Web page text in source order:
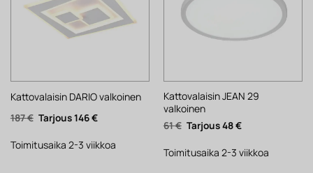
Kattovalaisin DARIO valkoinen
187€ Alkuperäinen
hinta
187 €.
146€Nykyinen
146 €.
Toimitusaika 2-3 viikkoa
Kattovalaisin JEAN 29
valkoinen
61€ Alkuperäinen
hinta
61 €.
48€Nykyinen
48 €.
Toimitusaika 2-3 viikkoa